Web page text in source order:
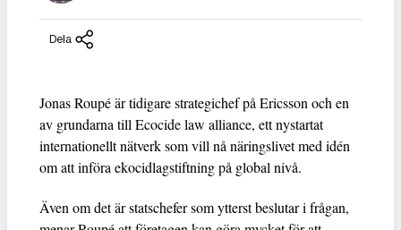
Dela
Jonas Roupé är tidigare strategichef på Ericsson och en
av grundarna till Ecocide law alliance, ett nystartat
internationellt nätverk som vill nå näringslivet med idén
om att införa ekocidlagstiftning på global nivå.
Även om det är statschefer som ytterst beslutar i frågan,